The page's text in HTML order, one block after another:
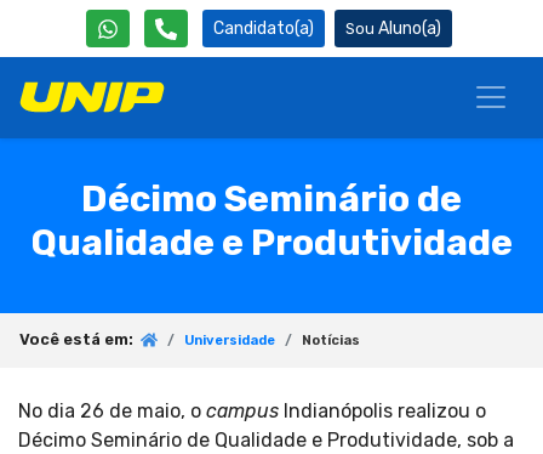
Candidato(a) Aluno(a)
Décimo Seminário de
Qualidade e Produtividade
Você está em: Universidade Notícias
No dia 26 de maio, o campus Indianópolis realizou o
Décimo Seminário de Qualidade e Produtividade, sob a